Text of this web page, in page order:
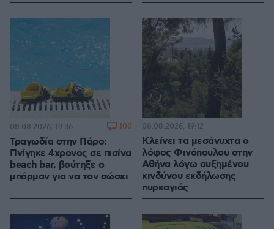
Τραγωδία στην Πάρο:
Πνίγηκε 4χρονος σε πισίνα
beach bar, βούτηξε ο
μπάρμαν για να τον σώσει
08.08.2026, 19:36 100
Κλείνει τα μεσάνυχτα ο
λόφος Φινόπουλου στην
Αθήνα λόγω αυξημένου
κινδύνου εκδήλωσης
πυρκαγιάς
08.08.2026, 19:12